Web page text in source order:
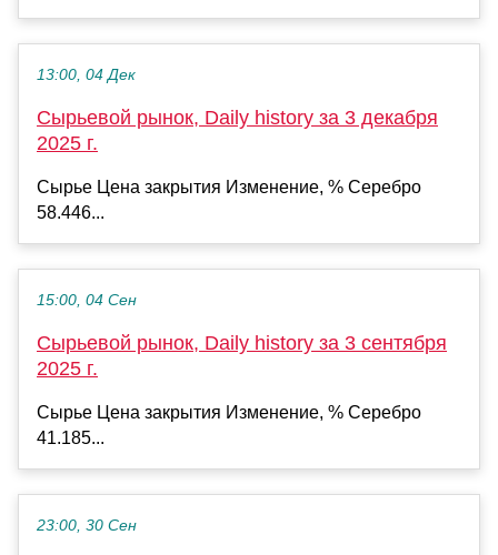
13:00, 04 Дек
Сырьевой рынок, Daily history за 3 декабря
2025 г.
Сырье Цена закрытия Изменение, % Серебро
58.446...
15:00, 04 Сен
Сырьевой рынок, Daily history за 3 сентября
2025 г.
Сырье Цена закрытия Изменение, % Серебро
41.185...
23:00, 30 Сен